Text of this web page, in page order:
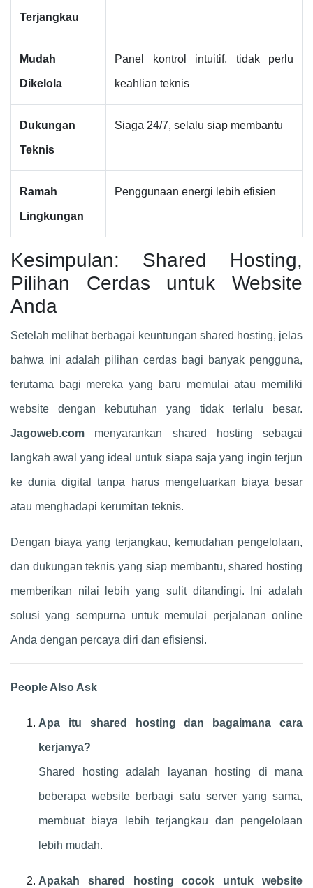
Terjangkau
Mudah
Dikelola
Panel kontrol intuitif, tidak perlu
keahlian teknis
Dukungan
Teknis
Siaga 24/7, selalu siap membantu
Ramah
Lingkungan
Penggunaan energi lebih efisien
Kesimpulan: Shared Hosting,
Pilihan Cerdas untuk Website
Anda
Setelah melihat berbagai keuntungan shared hosting, jelas
bahwa ini adalah pilihan cerdas bagi banyak pengguna,
terutama bagi mereka yang baru memulai atau memiliki
website dengan kebutuhan yang tidak terlalu besar.
Jagoweb.com menyarankan shared hosting sebagai
langkah awal yang ideal untuk siapa saja yang ingin terjun
ke dunia digital tanpa harus mengeluarkan biaya besar
atau menghadapi kerumitan teknis.
Dengan biaya yang terjangkau, kemudahan pengelolaan,
dan dukungan teknis yang siap membantu, shared hosting
memberikan nilai lebih yang sulit ditandingi. Ini adalah
solusi yang sempurna untuk memulai perjalanan online
Anda dengan percaya diri dan efisiensi.
People Also Ask
Apa itu shared hosting dan bagaimana cara
kerjanya?
Shared hosting adalah layanan hosting di mana
beberapa website berbagi satu server yang sama,
membuat biaya lebih terjangkau dan pengelolaan
lebih mudah.
Apakah shared hosting cocok untuk website